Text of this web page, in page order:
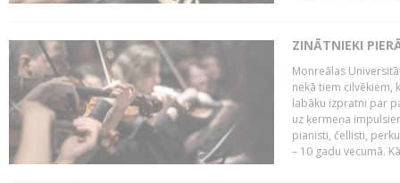
ZINĀTNIEKI
Monreālas
nekā tiem cilvēkiem,
labāku izpratni par
uz ķermeņa
pianisti, čellisti,
– 10 gadu vecumā.